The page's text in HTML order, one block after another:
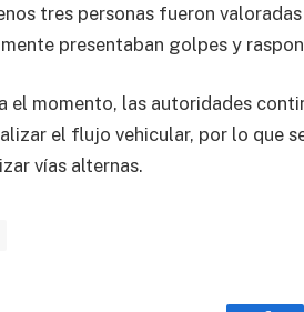
tres personas fueron
presentaban golpes y
el momento, las autoridades
el flujo vehicular, por lo que
vías alternas.